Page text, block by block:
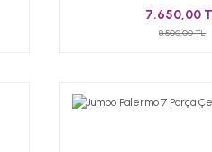
7.650,00
8.500,00 TL